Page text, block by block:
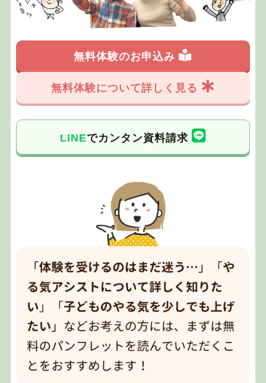
無料体験のお申込み
無料体験について詳しく見る
LINEでカンタン資料請求